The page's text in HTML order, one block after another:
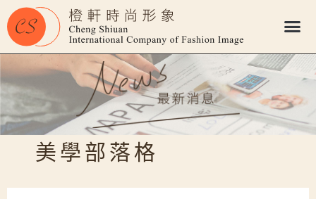
美學部落格